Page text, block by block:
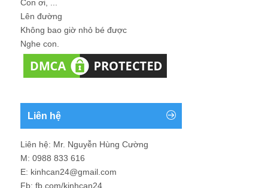
Con ơi, ...
Lên đường
Không bao giờ nhỏ bé được
Nghe con.
Liên hệ
Liên hệ: Mr. Nguyễn Hùng Cường
M: 0988 833 616
E: kinhcan24@gmail.com
Fb: fb.com/kinhcan24